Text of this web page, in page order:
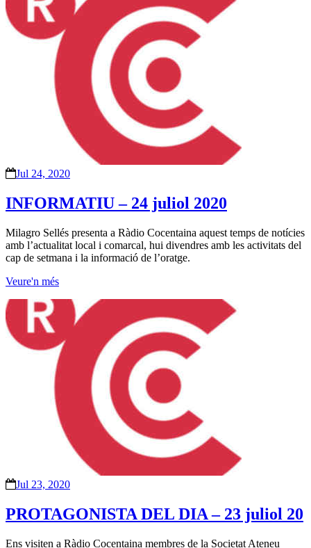
Jul 24, 2020
INFORMATIU – 24 juliol 2020
Milagro Sellés presenta a Ràdio Cocentaina aquest temps de notícies
amb l’actualitat local i comarcal, hui divendres amb les activitats del
cap de setmana i la informació de l’oratge.
Veure'n més
Jul 23, 2020
PROTAGONISTA DEL DIA – 23 juliol 20
Ens visiten a Ràdio Cocentaina membres de la Societat Ateneu